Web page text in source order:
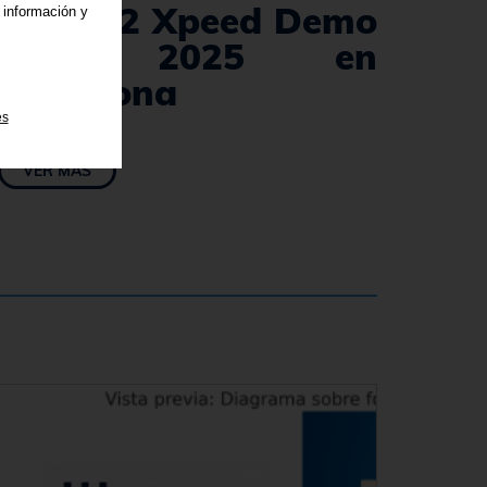
en el S2 Xpeed Demo
Day 2025 en
Barcelona
VER MÁS
y